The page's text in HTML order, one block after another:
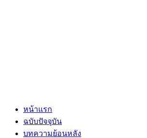
หน้าแรก
ฉบับปัจจุบัน
บทความย้อนหลัง